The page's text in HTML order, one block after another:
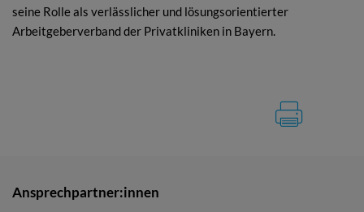
seine Rolle als verlässlicher und lösungsorientierter
Arbeitgeberverband der Privatkliniken in Bayern.
Ansprechpartner:innen